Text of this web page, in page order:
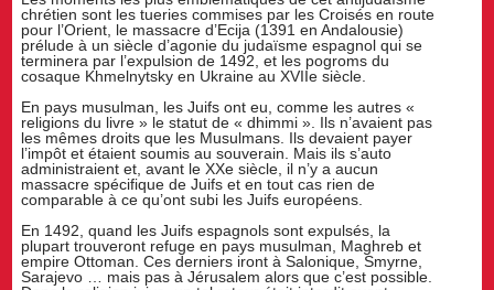
chrétien sont les tueries commises par les Croisés en route
pour l’Orient, le massacre d’Ecija (1391 en Andalousie)
prélude à un siècle d’agonie du judaïsme espagnol qui se
terminera par l’expulsion de 1492, et les pogroms du
cosaque Khmelnytsky en Ukraine au XVIIe siècle.
En pays musulman, les Juifs ont eu, comme les autres «
religions du livre » le statut de « dhimmi ». Ils n’avaient pas
les mêmes droits que les Musulmans. Ils devaient payer
l’impôt et étaient soumis au souverain. Mais ils s’auto
administraient et, avant le XXe siècle, il n’y a aucun
massacre spécifique de Juifs et en tout cas rien de
comparable à ce qu’ont subi les Juifs européens.
En 1492, quand les Juifs espagnols sont expulsés, la
plupart trouveront refuge en pays musulman, Maghreb et
empire Ottoman. Ces derniers iront à Salonique, Smyrne,
Sarajevo … mais pas à Jérusalem alors que c’est possible.